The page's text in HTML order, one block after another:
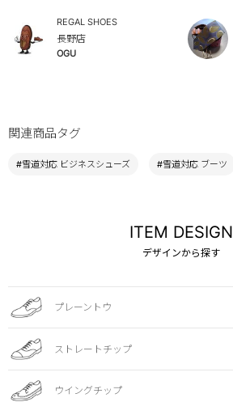
REGAL SHOES
長野店
OGU
関連商品タグ
#雪道対応 ビジネスシューズ #雪道対応 ブーツ
ITEM DESIGN
デザインから探す
プレーントウ
ストレートチップ
ウイングチップ